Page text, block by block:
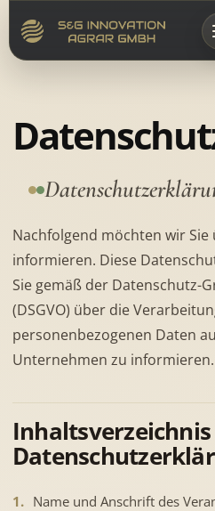
Nachfolgend möchten wir
informieren. Diese
Sie gemäß der Datenschutz-
(DSGVO) über die
personenbezogenen Daten
Unternehmen zu informieren.
Inhaltsverzeichnis
1. Name und Anschrift des